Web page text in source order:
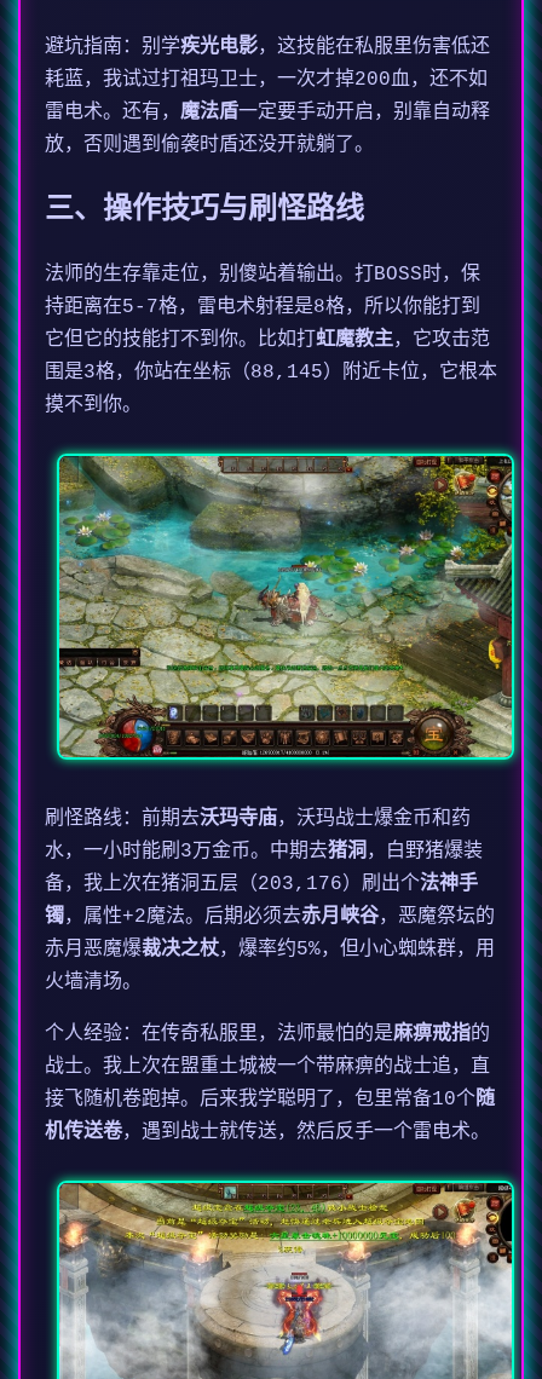
避坑指南：别学疾光电影，这技能在私服里伤害低还
耗蓝，我试过打祖玛卫士，一次才掉200血，还不如
雷电术。还有， 魔法盾一定要手动开启，别靠自动释
放，否则遇到偷袭时盾还没开就躺了。
三、操作技巧与刷怪路线
法师的生存靠走位，别傻站着输出。打BOSS时，保
持距离在5-7格，雷电术射程是8格，所以你能打到
它但它的技能打不到你。比如打 虹魔教主，它攻击范
围是3格，你站在坐标（88,145）附近卡位，它根本
摸不到你。
刷怪路线：前期去沃玛寺庙，沃玛战士爆金币和药
水，一小时能刷3万金币。中期去猪洞 ，白野猪爆装
备，我上次在猪洞五层（203,176）刷出个法神手
镯，属性+2魔法。后期必须去赤月峡谷，恶魔祭坛的
赤月恶魔爆裁决之杖，爆率约5%，但小心蜘蛛群，用
火墙清场。
个人经验：在传奇私服里，法师最怕的是麻痹戒指的
战士。我上次在盟重土城被一个带麻痹的战士追，直
接飞随机卷跑掉。后来我学聪明了，包里常备10个随
机传送卷，遇到战士就传送，然后反手一个雷电术。